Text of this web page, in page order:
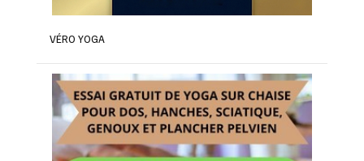
VÉRO YOGA